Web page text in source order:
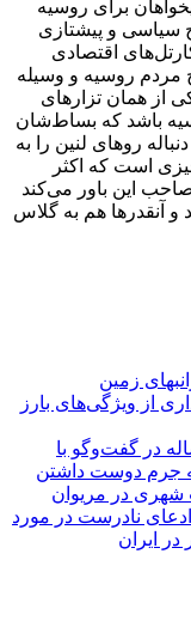
برای روسیه
سیاسی و پیشتازی
اقتصادی
مردم روسیه و وسیله
از همان تزارهای
باشد که بساط‌شان
برچیده شد و دنباله روهای لنین را به
است که اکثر
این باور می‌کند
آنقدرها هم به گلاس
زمین
از ویژگی‌های بارز
قتل کانی عبداللهی دختر ۱۷ساله در گفت‌وگو با
جرم دوست داشتن
شهری در مریوان
نادرست در مورد
در ایران